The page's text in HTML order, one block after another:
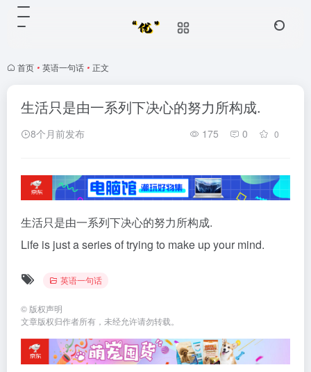
首页 • 英语一句话 • 正文
生活只是由一系列下决心的努力所构成.
8个月前发布 175 0 0
生活只是由一系列下决心的努力所构成.
Life is just a series of trying to make up your mind.
英语一句话
© 版权声明
文章版权归作者所有，未经允许请勿转载。